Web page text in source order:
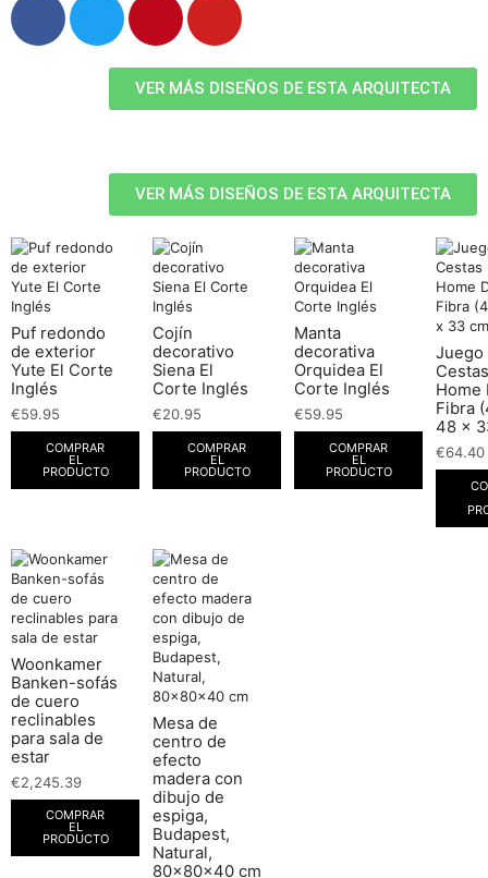
VER MÁS DISEÑOS DE ESTA ARQUITECTA
VER MÁS DISEÑOS DE ESTA ARQUITECTA
Puf redondo
de exterior
Yute El Corte
Inglés
€59.95
COMPRAR
EL
PRODUCTO
Cojín
decorativo
Siena El
Corte Inglés
€20.95
COMPRAR
EL
PRODUCTO
Manta
decorativa
Orquidea El
Corte Inglés
€59.95
COMPRAR
EL
PRODUCTO
Juego
Home
Fibra
48 x
€64.40
Woonkamer
Banken-sofás
de cuero
reclinables
para sala de
estar
€2,245.39
COMPRAR
EL
PRODUCTO
Mesa de
centro de
efecto
madera con
dibujo de
espiga,
Budapest,
Natural,
80x80x40 cm